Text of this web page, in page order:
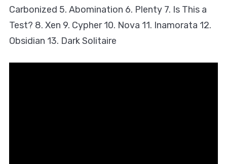
Carbonized 5. Abomination 6. Plenty 7. Is This a
Test? 8. Xen 9. Cypher 10. Nova 11. Inamorata 12.
Obsidian 13. Dark Solitaire